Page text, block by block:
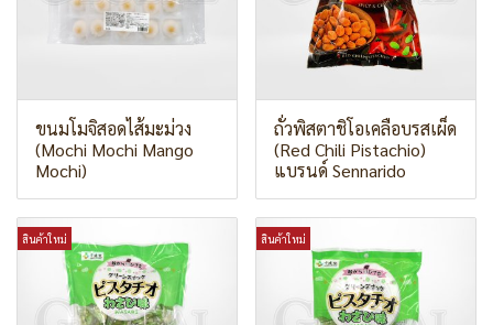
ขนมโมจิสอดไส้มะม่วง
(Mochi Mochi Mango
Mochi)
ถั่วพิสตาชิโอเคลือบรสเผ็ด
(Red Chili Pistachio)
แบรนด์ Sennarido
สินค้าใหม่ สินค้าใหม่